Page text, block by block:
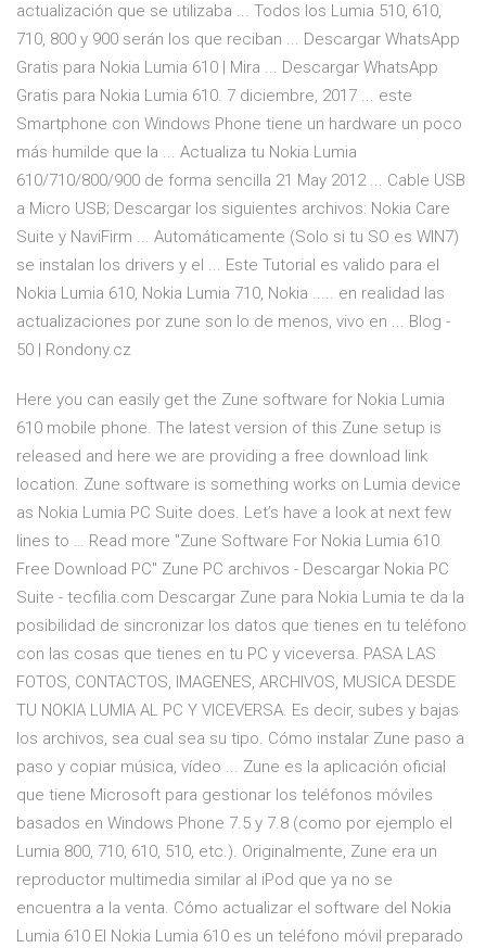
actualización que se utilizaba ... Todos los Lumia 510, 610,
710, 800 y 900 serán los que reciban ... Descargar WhatsApp
Gratis para Nokia Lumia 610 | Mira ... Descargar WhatsApp
Gratis para Nokia Lumia 610. 7 diciembre, 2017 ... este
Smartphone con Windows Phone tiene un hardware un poco
más humilde que la ... Actualiza tu Nokia Lumia
610/710/800/900 de forma sencilla 21 May 2012 ... Cable USB
a Micro USB; Descargar los siguientes archivos: Nokia Care
Suite y NaviFirm ... Automáticamente (Solo si tu SO es WIN7)
se instalan los drivers y el ... Este Tutorial es valido para el
Nokia Lumia 610, Nokia Lumia 710, Nokia ..... en realidad las
actualizaciones por zune son lo de menos, vivo en ... Blog -
50 | Rondony.cz
Here you can easily get the Zune software for Nokia Lumia
610 mobile phone. The latest version of this Zune setup is
released and here we are providing a free download link
location. Zune software is something works on Lumia device
as Nokia Lumia PC Suite does. Let’s have a look at next few
lines to … Read more "Zune Software For Nokia Lumia 610
Free Download PC" Zune PC archivos - Descargar Nokia PC
Suite - tecfilia.com Descargar Zune para Nokia Lumia te da la
posibilidad de sincronizar los datos que tienes en tu teléfono
con las cosas que tienes en tu PC y viceversa. PASA LAS
FOTOS, CONTACTOS, IMAGENES, ARCHIVOS, MUSICA DESDE
TU NOKIA LUMIA AL PC Y VICEVERSA. Es decir, subes y bajas
los archivos, sea cual sea su tipo. Cómo instalar Zune paso a
paso y copiar música, vídeo ... Zune es la aplicación oficial
que tiene Microsoft para gestionar los teléfonos móviles
basados en Windows Phone 7.5 y 7.8 (como por ejemplo el
Lumia 800, 710, 610, 510, etc.). Originalmente, Zune era un
reproductor multimedia similar al iPod que ya no se
encuentra a la venta. Cómo actualizar el software del Nokia
Lumia 610 El Nokia Lumia 610 es un teléfono móvil preparado